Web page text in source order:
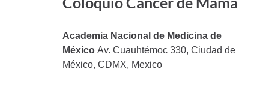
Academia Nacional de Medicina de
México Av. Cuauhtémoc 330, Ciudad de
México, CDMX, Mexico